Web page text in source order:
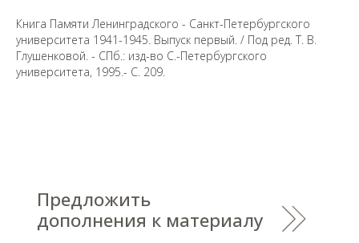
Книга Памяти Ленинградского - Санкт-Петербургского
университета 1941-1945. Выпуск первый. / Под ред. Т. В.
Глушенковой. - СПб.: изд-во С.-Петербургского
университета, 1995.- С. 209.
Политика СПбГУ в отношении обработки
персональных данных
Saint Petersburg State University © 2026
2026